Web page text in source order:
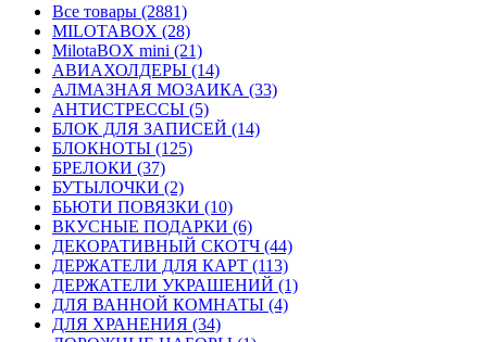
Все товары (2881)
MILOTABOX (28)
MilotaBOX mini (21)
АВИАХОЛДЕРЫ (14)
АЛМАЗНАЯ МОЗАИКА (33)
АНТИСТРЕССЫ (5)
БЛОК ДЛЯ ЗАПИСЕЙ (14)
БЛОКНОТЫ (125)
БРЕЛОКИ (37)
БУТЫЛОЧКИ (2)
БЬЮТИ ПОВЯЗКИ (10)
ВКУСНЫЕ ПОДАРКИ (6)
ДЕКОРАТИВНЫЙ СКОТЧ (44)
ДЕРЖАТЕЛИ ДЛЯ КАРТ (113)
ДЕРЖАТЕЛИ УКРАШЕНИЙ (1)
ДЛЯ ВАННОЙ КОМНАТЫ (4)
ДЛЯ ХРАНЕНИЯ (34)